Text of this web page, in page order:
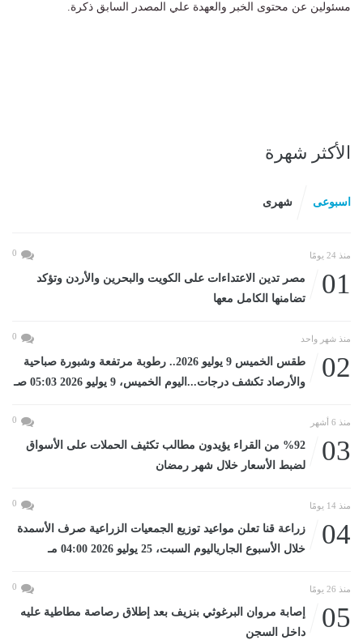
مسئولين عن محتوى الخبر والعهدة علي المصدر السابق ذكرة.
الأكثر شهرة
اسبوعى شهرى
منذ 24 يومًا 0
01
مصر تدين الاعتداءات على الكويت والبحرين والأردن وتؤكد
تضامنها الكامل معها
منذ شهر واحد 0
02
طقس الخميس 9 يوليو 2026.. رطوبة مرتفعة وشبورة صباحية
والأرصاد تكشف درجات...اليوم الخميس، 9 يوليو 2026 05:03 صـ
منذ 6 أشهر 0
03
%92 من القراء يؤيدون مطالب تكثيف الحملات على الأسواق
لضبط الأسعار خلال شهر رمضان
منذ 14 يومًا 0
04
زراعة قنا تعلن مواعيد توزيع الجمعيات الزراعية صرف الأسمدة
خلال الأسبوع الجارياليوم السبت، 25 يوليو 2026 04:00 مـ
منذ 26 يومًا 0
05
إصابة مروان البرغوثي بنزيف بعد إطلاق رصاصة مطاطية عليه
داخل السجن